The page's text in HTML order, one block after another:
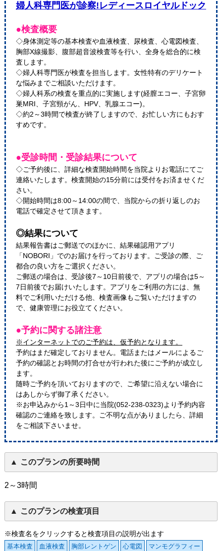
婦人科専門医が診察!レディースロイヤルドック
●検査概要
◇身体測定等の基本検査や血液検査、尿検査、心電図検査、
胸部X線撮影、腹部超音波検査等を行い、全身を総合的に検
査します。
◇婦人科専門医が検査を担当します。女性特有のデリケート
な悩みまでご相談いただけます。
◇婦人科系の検査を重点的に実施します(経膣エコー、子宮卵
巣MRI、子宮頸がん、HPV、乳腺エコー)。
◇約2～3時間で検査が終了しますので、お忙しい方にもおす
すめです。
●受診時間・受診結果について
◇ご予約後に、詳細な検査開始時間を当院よりお電話にてご
連絡いたします。検査開始の15分前には受付をお済ませくだ
さい。
◇開始時間は8:00～14:00の間で、当院からの折り返しのお
電話で確定させて頂きます。
◎結果について
結果報告書はご郵送でのほかに、結果確認用アプリ
「NOBORI」でのお届けを行っております。ご受診の際、ご
都合の良い方をご選択ください。
ご郵送の場合は、受診後7～10日前後で、アプリの場合は5～
7日前後でお届けいたします。アプリをご利用の方には、無
料でご利用いただける他、検査画像もご覧いただけますの
で、健康管理にお役立てください。
●予約に関する諸注意
※インターネットでのご予約は、仮予約となります。
予約はまだ確定しておりません。電話またはメールによるご
予約の確認とお時間の打合せが行われた後にご予約が成立し
ます。
随時ご予約を頂いておりますので、ご希望に沿えない場合に
はあしからず御了承ください。
※お申込みから1～3日中に当院(052-238-0323)より予約内容
確認のご連絡を致します。ご不明な点がありましたら、詳細
をご相談下さいませ。
このプランの所要時間
2～3時間
このプランの検査項目
※検査名をクリックすると検査項目の説明が出ます
基本検査 血液検査 胸部レントゲン 心電図
マンモグラフィー